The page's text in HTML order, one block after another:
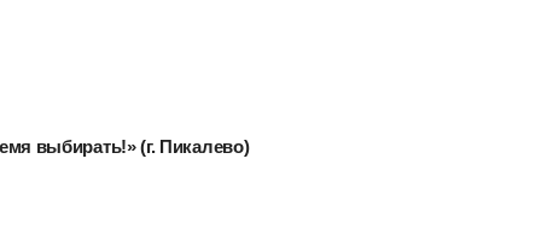
выбирать!» (г. Пикалево)